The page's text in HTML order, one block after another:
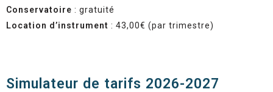
Conservatoire : gratuité
Location d’instrument : 43,00€ (par trimestre)
Simulateur de tarifs 2026-2027